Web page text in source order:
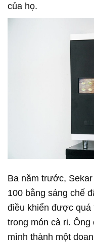
của họ.
Ba năm trước,
100 bằng sáng chế
điều khiển được quá
trong món cà ri.
mình thành một